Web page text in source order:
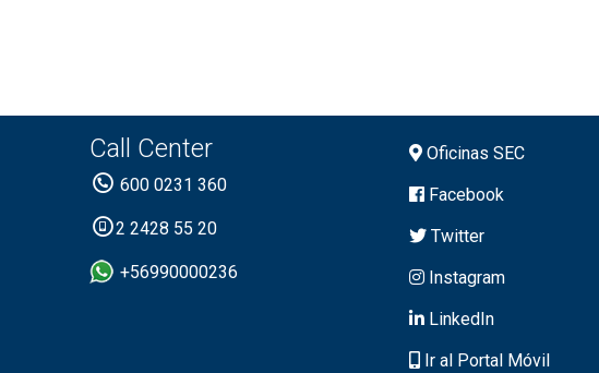
Call Center
600 0231 360
2 2428 55 20
+56990000236
Oficinas SEC
Facebook
Twitter
Instagram
LinkedIn
Ir al Portal Móvil